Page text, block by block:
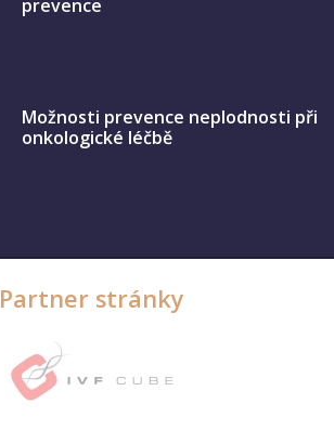
prevence
Možnosti prevence neplodnosti při
onkologické léčbě
Partner stránky